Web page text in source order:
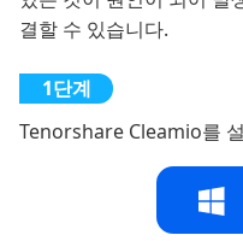
결할 수 있습니다.
Tenorshare Cleamio를